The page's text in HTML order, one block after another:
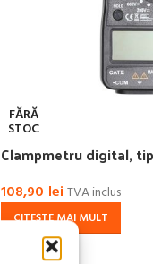
FĂRĂ
STOC
Clampmetru digital,
108,90 lei TVA inclus
CITEȘTE MAI MULT